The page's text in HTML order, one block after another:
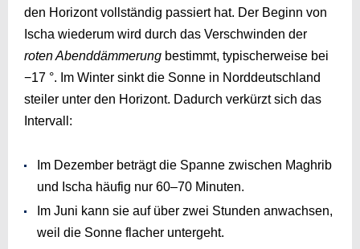
den Horizont vollständig passiert hat. Der Beginn von
Ischa wiederum wird durch das Verschwinden der
roten Abenddämmerung bestimmt, typischerweise bei
−17 °. Im Winter sinkt die Sonne in Norddeutschland
steiler unter den Horizont. Dadurch verkürzt sich das
Intervall:
Im Dezember beträgt die Spanne zwischen Maghrib
und Ischa häufig nur 60–70 Minuten.
Im Juni kann sie auf über zwei Stunden anwachsen,
weil die Sonne flacher untergeht.